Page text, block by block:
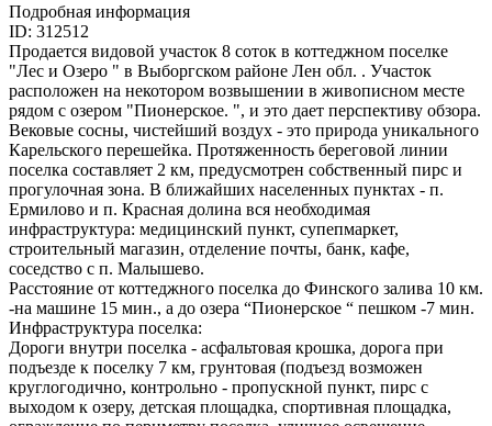
Подробная информация
ID: 312512
Продается видовой участок 8 соток в коттеджном поселке
"Лес и Озеро " в Выборгском районе Лен обл. . Участок
расположен на некотором возвышении в живописном месте
рядом с озером "Пионерское. ", и это дает перспективу обзора.
Вековые сосны, чистейший воздух - это природа уникального
Карельского перешейка. Протяженность береговой линии
поселка составляет 2 км, предусмотрен собственный пирс и
прогулочная зона. В ближайших населенных пунктах - п.
Ермилово и п. Красная долина вся необходимая
инфраструктура: медицинский пункт, супепмаркет,
строительный магазин, отделение почты, банк, кафе,
соседство с п. Малышево.
Расстояние от коттеджного поселка до Финского залива 10 км.
-на машине 15 мин., а до озера “Пионерское “ пешком -7 мин.
Инфраструктура поселка:
Дороги внутри поселка - асфальтовая крошка, дорога при
подъезде к поселку 7 км, грунтовая (подъезд возможен
круглогодично, контрольно - пропускной пункт, пирс с
выходом к озеру, детская площадка, спортивная площадка,